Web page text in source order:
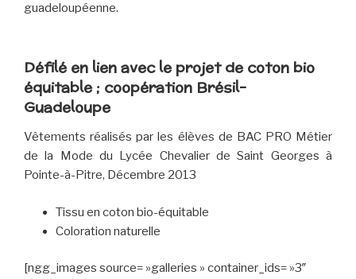
guadeloupéenne.
Défilé en lien avec le projet de coton bio
équitable ; coopération Brésil-
Guadeloupe
Vêtements réalisés par les élèves de BAC PRO Métier
de la Mode du Lycée Chevalier de Saint Georges à
Pointe-à-Pitre, Décembre 2013
Tissu en coton bio-équitable
Coloration naturelle
[ngg_images source= »galleries » container_ids= »3″